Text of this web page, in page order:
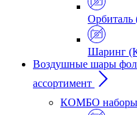
Орбиталь
Шаринг
Воздушные шары
ассортимент
КОМБО наборы